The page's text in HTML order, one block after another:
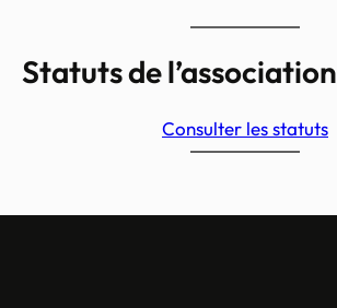
Statuts de l’association
Consulter les statuts